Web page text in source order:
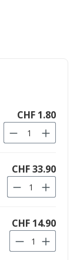
CHF 1.80
CHF 33.90
CHF 14.90